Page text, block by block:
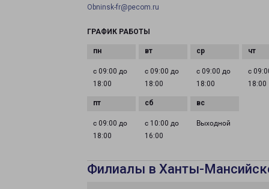
Obninsk-fr@pecom.ru
ГРАФИК РАБОТЫ
с 09:00 до
18:00
с 09:00 до
18:00
с 09:00 до
18:00
с
18:00
с 09:00 до
18:00
с 10:00 до
16:00
Выходной
Филиалы в Ханты-